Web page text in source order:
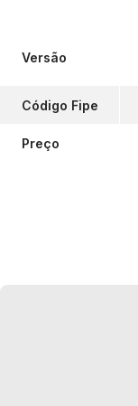
Versão
Código Fipe
Preço